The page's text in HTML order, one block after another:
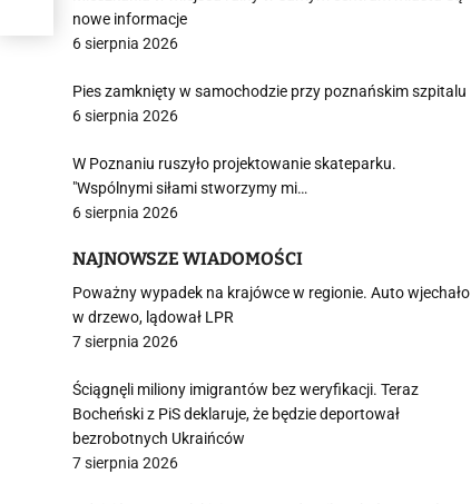
nowe informacje
6 sierpnia 2026
Pies zamknięty w samochodzie przy poznańskim szpitalu
6 sierpnia 2026
W Poznaniu ruszyło projektowanie skateparku.
"Wspólnymi siłami stworzymy mi…
6 sierpnia 2026
NAJNOWSZE WIADOMOŚCI
Poważny wypadek na krajówce w regionie. Auto wjechało
w drzewo, lądował LPR
7 sierpnia 2026
Ściągnęli miliony imigrantów bez weryfikacji. Teraz
Bocheński z PiS deklaruje, że będzie deportował
bezrobotnych Ukraińców
7 sierpnia 2026